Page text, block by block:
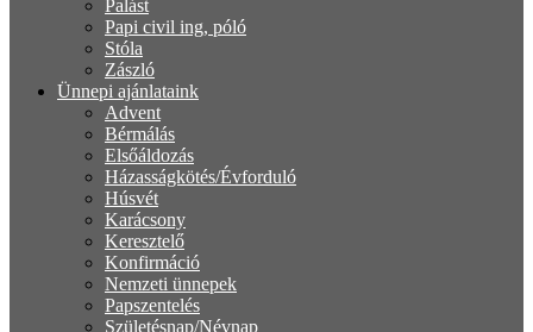
Palást
Papi civil ing, póló
Stóla
Zászló
Ünnepi ajánlataink
Advent
Bérmálás
Elsőáldozás
Házasságkötés/Évforduló
Húsvét
Karácsony
Keresztelő
Konfirmáció
Nemzeti ünnepek
Papszentelés
Születésnap/Névnap